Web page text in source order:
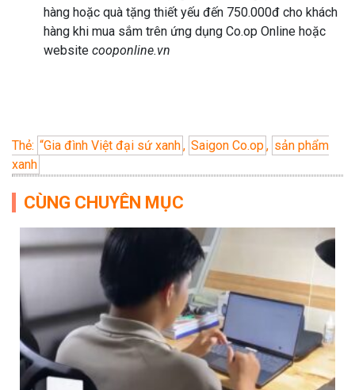
hàng hoặc quà tặng thiết yếu đến 750.000đ cho khách
hàng khi mua sắm trên ứng dụng Co.op Online hoặc
website cooponline.vn
Thẻ: “Gia đình Việt đại sứ xanh, Saigon Co.op, sản phẩm
xanh
CÙNG CHUYÊN MỤC